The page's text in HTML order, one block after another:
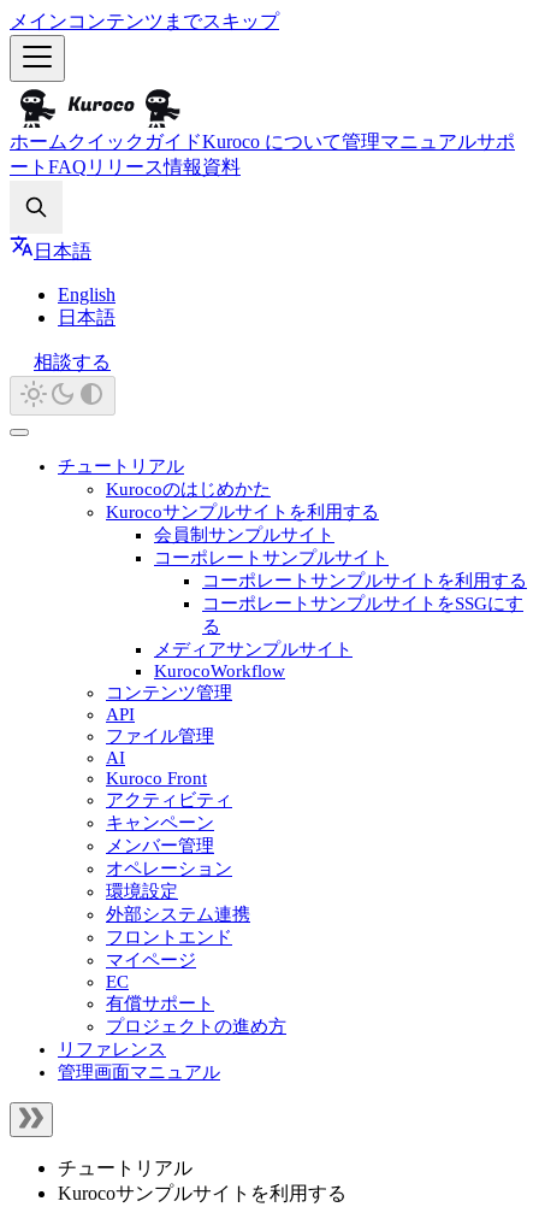
メインコンテンツまでスキップ
ホーム クイックガイドKuroco について管理マニュアルサポ
ート FAQ リリース情報資料
日本語
English
日本語
相談する
チュートリアル
Kurocoのはじめかた
Kurocoサンプルサイトを利用する
会員制サンプルサイト
コーポレートサンプルサイト
コーポレートサンプルサイトを利用する
コーポレートサンプルサイトをSSGにす
る
メディアサンプルサイト
KurocoWorkflow
コンテンツ管理
API
ファイル管理
AI
Kuroco Front
アクティビティ
キャンペーン
メンバー管理
オペレーション
環境設定
外部システム連携
フロントエンド
マイページ
EC
有償サポート
プロジェクトの進め方
リファレンス
管理画面マニュアル
チュートリアル
Kurocoサンプルサイトを利用する